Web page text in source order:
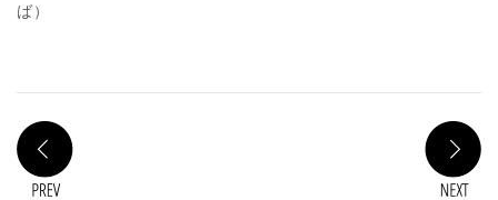
ば）